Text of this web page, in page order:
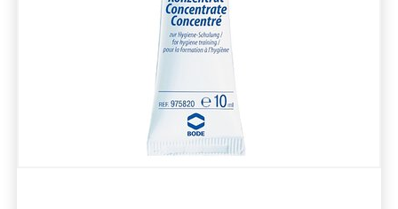
Bakterizid (Einwirkzeit in min.): 0,25 min
Behälterform: Flasche
Sterillium Gel pure #9814513
ZUM PRODUKT